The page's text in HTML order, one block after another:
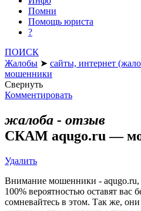
Помни
Помощь юриста
?
ПОИСК
Жалобы ➤ сайты, интернет
мошенники
Свернуть
Комментировать
жалоба - отзыв
СКАМ aqugo.ru —
Удалить
Внимание мошенники - aqugo.ru,
100% вероятностью оставят вас
сомневайтесь в этом. Так же,